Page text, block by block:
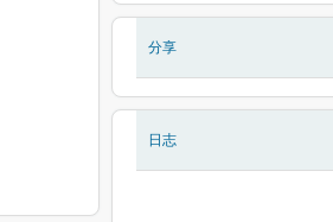
分享
日志